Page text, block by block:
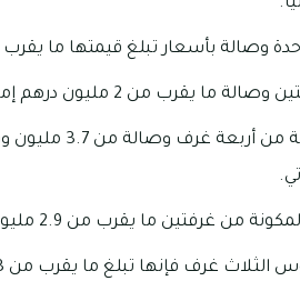
تبلغ قيمتها ما يقرب من 900 ألف درهماً
من 2 مليون درهم إماراتياً.
تبدأ أسعار
ما يقرب من 2.9 مليون درهماً إماراتياً.
غرف فإنها تبلغ ما يقرب من 3.3 مليون درهماً.